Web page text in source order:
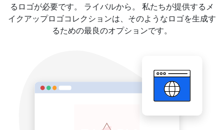
るロゴが必要です。 ライバルから。 私たちが提供するメ
イクアップロゴコレクションは、そのようなロゴを生成す
るための最良のオプションです。